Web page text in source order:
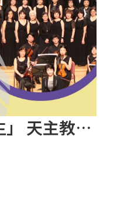
「召新聲，招新生」 天主教佳播合唱團歡迎你/妳加入!!!